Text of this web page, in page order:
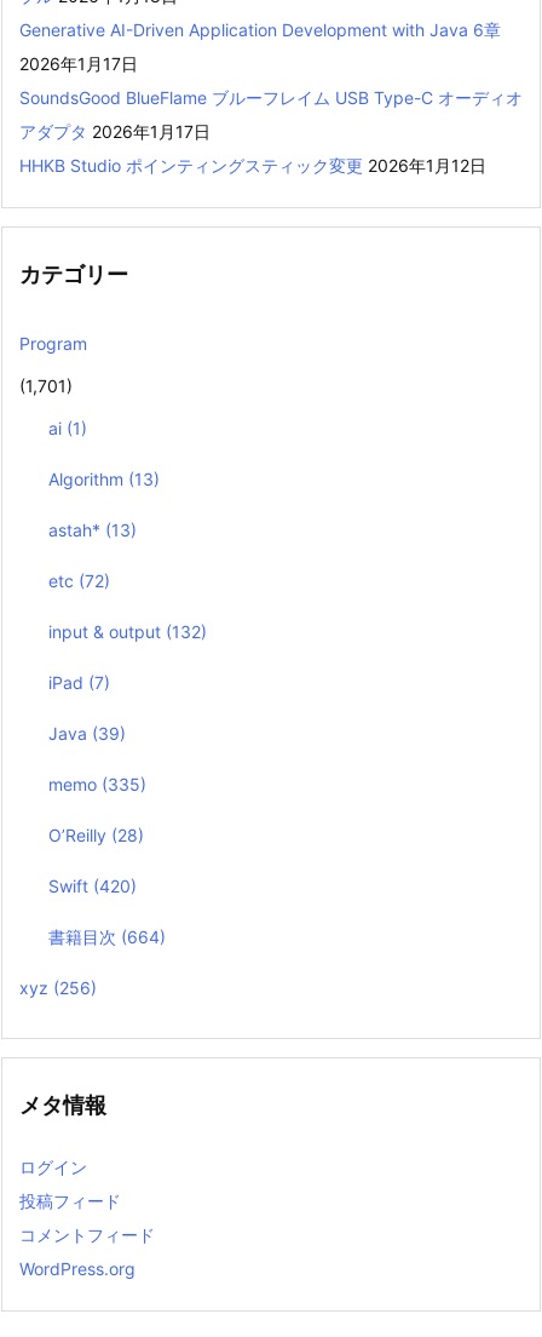
Generative AI-Driven Application Development with Java 6章
2026年1月17日
SoundsGood BlueFlame ブルーフレイム USB Type-C オーディオ
アダプタ 2026年1月17日
HHKB Studio ポインティングスティック変更 2026年1月12日
カテゴリー
Program
(1,701)
ai (1)
Algorithm (13)
astah* (13)
etc (72)
input & output (132)
iPad (7)
Java (39)
memo (335)
O’Reilly (28)
Swift (420)
書籍目次 (664)
xyz (256)
メタ情報
ログイン
投稿フィード
コメントフィード
WordPress.org